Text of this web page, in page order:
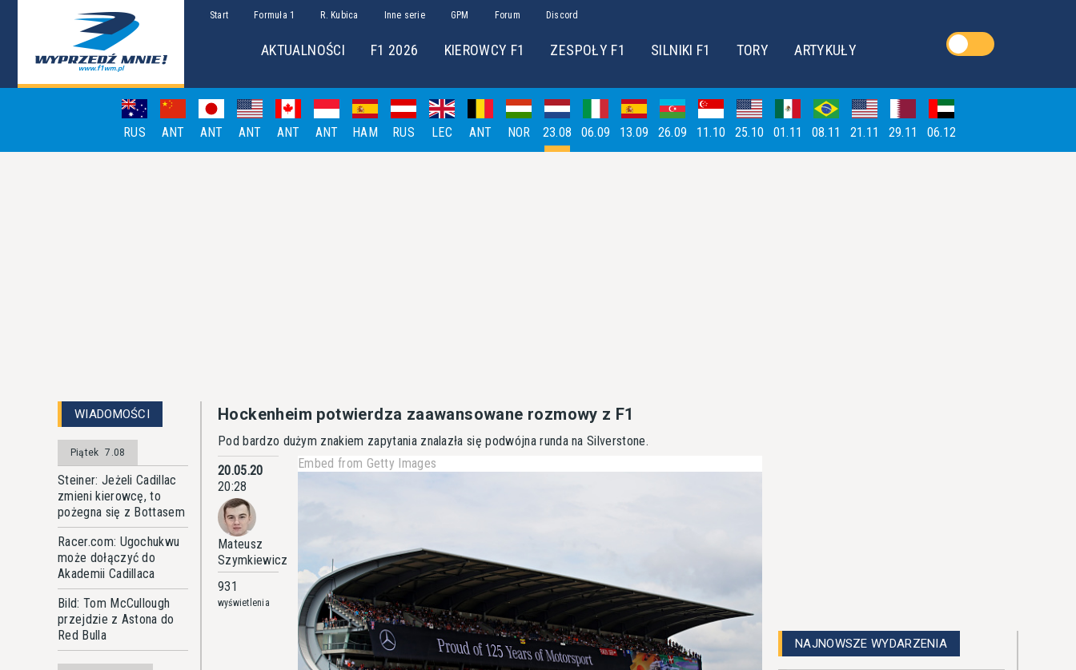
Start Formuła 1 R. Kubica Inne serie GPM Forum Discord
AKTUALNOŚCI F1 2026 KIEROWCY F1 ZESPOŁY F1 SILNIKI F1 TORY ARTYKUŁY
RUS ANT ANT ANT ANT ANT HAM RUS LEC ANT NOR 23.08 06.09 13.09 26.09 11.10 25.10 01.11 08.11 21.11 29.11 06.12
WIADOMOŚCI
Piątek 7.08
Steiner: Jeżeli Cadillac
zmieni kierowcę, to
pożegna się z Bottasem
Racer.com: Ugochukwu
może dołączyć do
Akademii Cadillaca
Bild: Tom McCullough
przejdzie z Astona do
Red Bulla
Hockenheim potwierdza zaawansowane rozmowy z F1
Pod bardzo dużym znakiem zapytania znalazła się podwójna runda na Silverstone.
20.05.20
20:28
Mateusz
Szymkiewicz
931
wyświetlenia
Embed from Getty Images
NAJNOWSZE WYDARZENIA